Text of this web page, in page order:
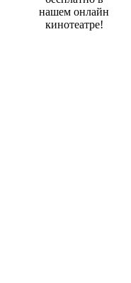
нашем онлайн
кинотеатре!